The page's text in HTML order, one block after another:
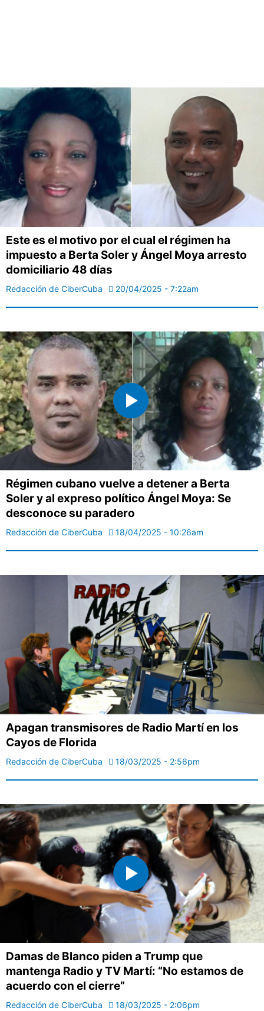
Este es el motivo por el cual el régimen ha
impuesto a Berta Soler y Ángel Moya arresto
domiciliario 48 días
Redacción de CiberCuba 20/04/2025 - 7:22am
Régimen cubano vuelve a detener a Berta
Soler y al expreso político Ángel Moya: Se
desconoce su paradero
Redacción de CiberCuba 18/04/2025 - 10:26am
Apagan transmisores de Radio Martí en los
Cayos de Florida
Redacción de CiberCuba 18/03/2025 - 2:56pm
Damas de Blanco piden a Trump que
mantenga Radio y TV Martí: “No estamos de
acuerdo con el cierre”
Redacción de CiberCuba 18/03/2025 - 2:06pm